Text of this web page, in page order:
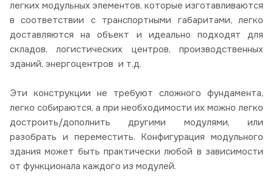
легких модульных элементов, которые изготавливаются
в соответствии с транспортными габаритами, легко
доставляются на объект и идеально подходят для
складов, логистических центров, производственных
зданий, энергоцентров и т.д.
Эти конструкции не требуют сложного фундамента,
легко собираются, а при необходимости их можно легко
достроить/дополнить другими модулями, или
разобрать и переместить. Конфигурация модульного
здания может быть практически любой в зависимости
от функционала каждого из модулей.